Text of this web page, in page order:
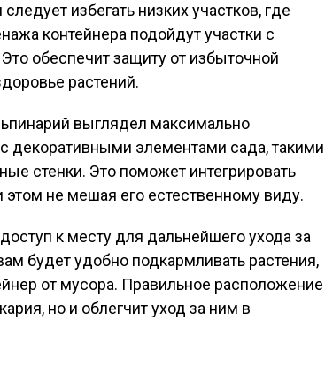
избегать низких участков, где
контейнера подойдут участки с
обеспечит защиту от избыточной
растений.
выглядел максимально
декоративными элементами сада, такими
стенки. Это поможет интегрировать
этом не мешая его естественному виду.
к месту для дальнейшего ухода за
будет удобно подкармливать растения,
от мусора. Правильное расположение
но и облегчит уход за ним в